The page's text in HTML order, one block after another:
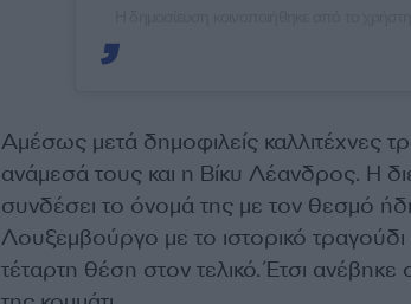
Αμέσως μετά δημοφιλείς καλλιτέχνες
ανάμεσά τους και η Βίκυ Λέανδρος. Η
συνδέσει το όνομά της με τον θεσμό
Λουξεμβούργο με το ιστορικό τραγούδι
τέταρτη θέση στον τελικό. Έτσι